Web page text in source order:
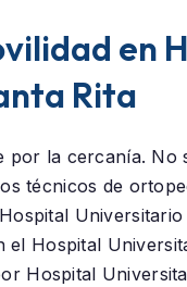
en
Rita
por la cercanía. No
técnicos de
Hospital Universitario
el Hospital
Hospital